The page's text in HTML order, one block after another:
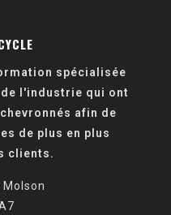
spécialisée
l'industrie qui ont
afin de
de plus en plus
clients.
Molson